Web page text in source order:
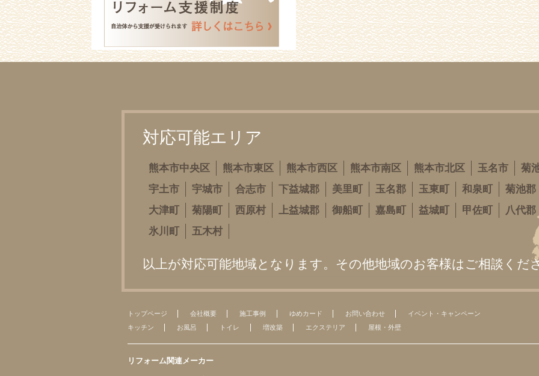
対応可能エリア
熊本市中央区 熊本市東区 熊本市西区 熊本市南区 熊本市北区 玉名市
菊
宇土市
宇城市 合志市 下益城郡 美里町 玉名郡 玉東町 和泉町
菊池郡
大津町
菊陽町 西原村 上益城郡 御船町 嘉島町 益城町 甲佐町
八代郡
氷川町
五木村
以上が対応可能地域となります。その他地域のお客様はご相談くだ
トップページ 会社概要 施工事例 ゆめカード お問い合わせ
イベント・キャンペーン
キッチン
お風呂 トイレ 増改築 エクステリア 屋根・外壁
リフォーム関連メーカー